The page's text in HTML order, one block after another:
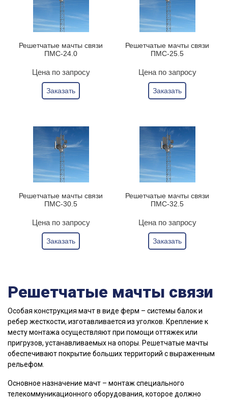
Решетчатые мачты связи
ПМС-24.0
Цена по запросу
Заказать
Решетчатые мачты связи
ПМС-25.5
Цена по запросу
Заказать
Решетчатые мачты связи
ПМС-30.5
Цена по запросу
Заказать
Решетчатые мачты связи
ПМС-32.5
Цена по запросу
Заказать
Решетчатые мачты связи
Особая конструкция мачт в виде ферм – системы балок и
ребер жесткости, изготавливается из уголков. Крепление к
месту монтажа осуществляют при помощи оттяжек или
пригрузов, устанавливаемых на опоры. Решетчатые мачты
обеспечивают покрытие больших территорий с выраженным
рельефом.
Основное назначение мачт – монтаж специального
телекоммуникационного оборудования, которое должно